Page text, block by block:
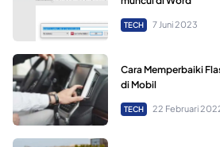
TECH 7 Juni 2023
Cara Memperbaiki
di Mobil
TECH 22 Februari